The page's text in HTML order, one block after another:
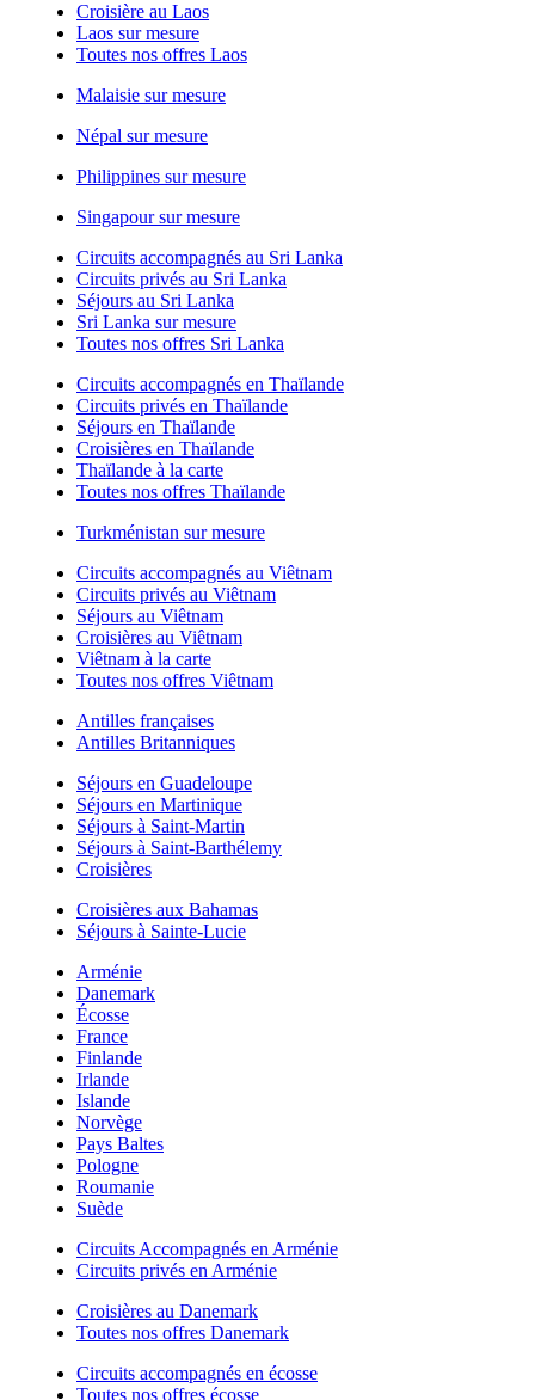
Croisière au Laos
Laos sur mesure
Toutes nos offres Laos
Malaisie sur mesure
Népal sur mesure
Philippines sur mesure
Singapour sur mesure
Circuits accompagnés au Sri Lanka
Circuits privés au Sri Lanka
Séjours au Sri Lanka
Sri Lanka sur mesure
Toutes nos offres Sri Lanka
Circuits accompagnés en Thaïlande
Circuits privés en Thaïlande
Séjours en Thaïlande
Croisières en Thaïlande
Thaïlande à la carte
Toutes nos offres Thaïlande
Turkménistan sur mesure
Circuits accompagnés au Viêtnam
Circuits privés au Viêtnam
Séjours au Viêtnam
Croisières au Viêtnam
Viêtnam à la carte
Toutes nos offres Viêtnam
Antilles françaises
Antilles Britanniques
Séjours en Guadeloupe
Séjours en Martinique
Séjours à Saint-Martin
Séjours à Saint-Barthélemy
Croisières
Croisières aux Bahamas
Séjours à Sainte-Lucie
Arménie
Danemark
Écosse
France
Finlande
Irlande
Islande
Norvège
Pays Baltes
Pologne
Roumanie
Suède
Circuits Accompagnés en Arménie
Circuits privés en Arménie
Croisières au Danemark
Toutes nos offres Danemark
Circuits accompagnés en écosse
Toutes nos offres écosse